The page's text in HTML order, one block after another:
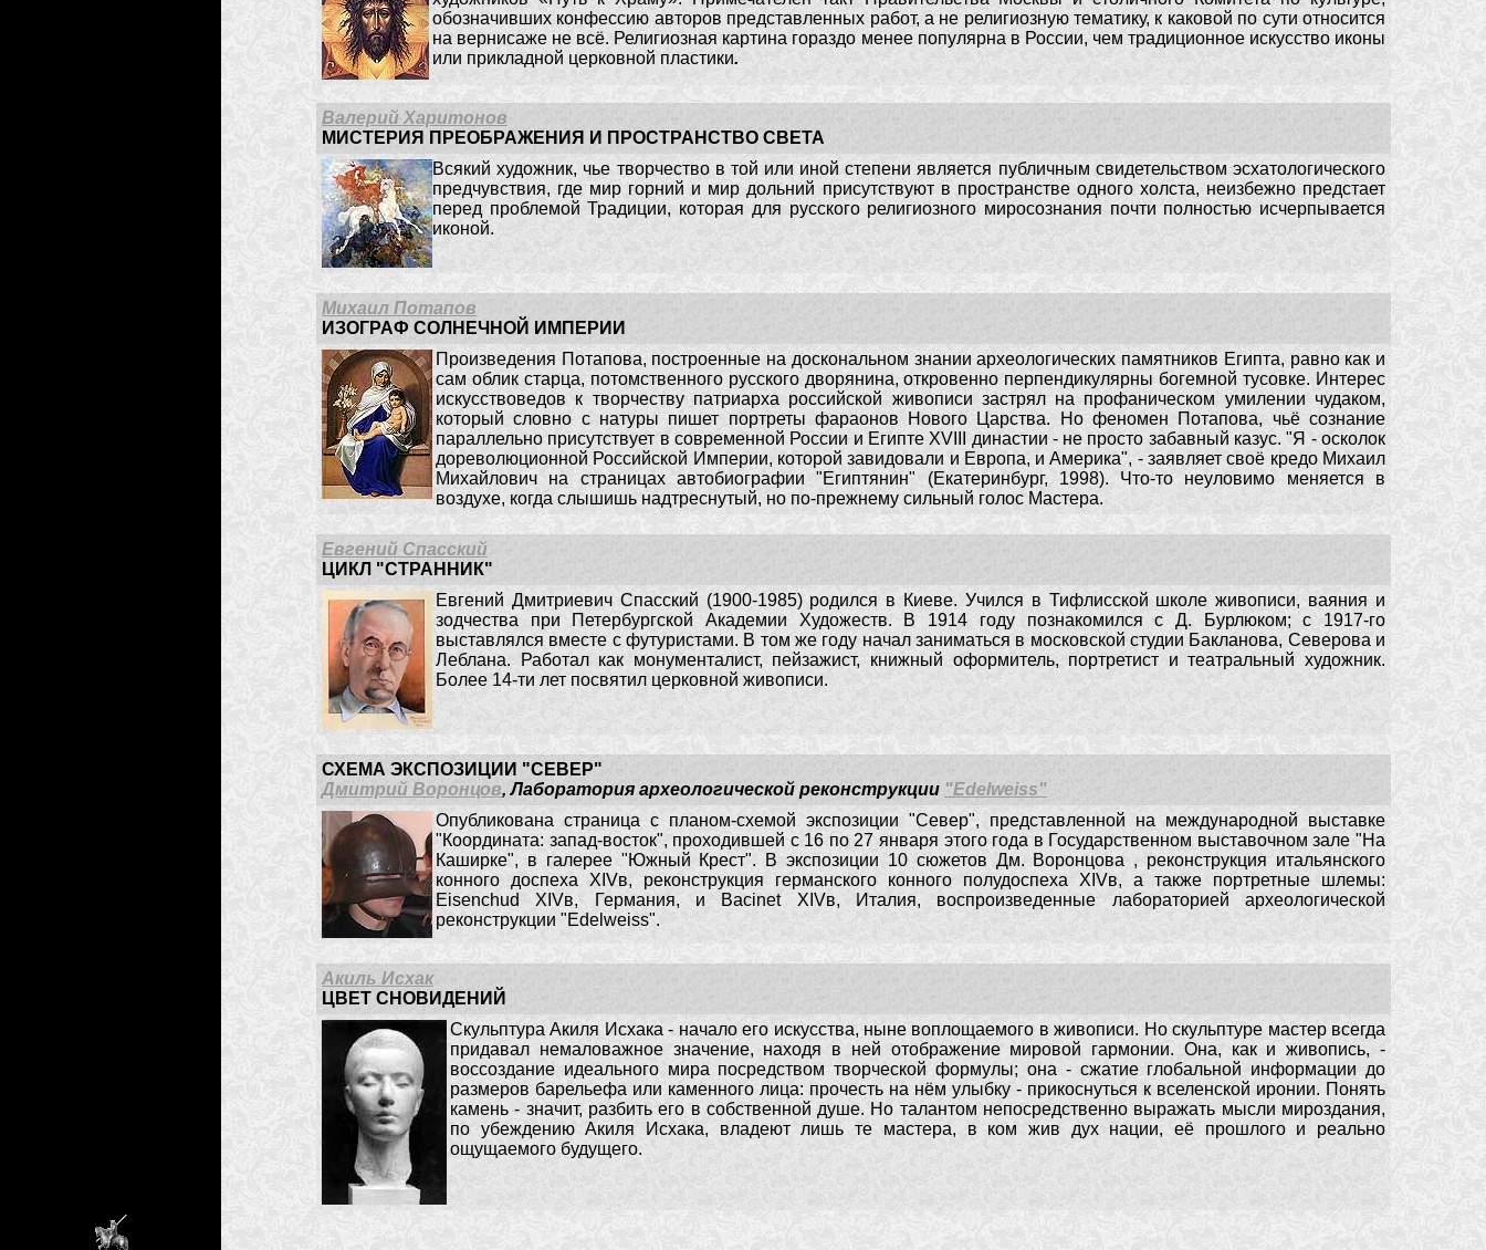
обозначивших конфессию авторов представленных работ, а не религиозную тематику, к каковой по сути относится
на вернисаже не всё. Религиозная картина гораздо менее популярна в России, чем традиционное искусство иконы
или прикладной церковной пластики.
Валерий Харитонов
МИСТЕРИЯ ПРЕОБРАЖЕНИЯ И ПРОСТРАНСТВО СВЕТА
Всякий художник, чье творчество в той или иной степени является публичным свидетельством эсхатологического
предчувствия, где мир горний и мир дольний присутствуют в пространстве одного холста, неизбежно предстает
перед проблемой Традиции, которая для русского религиозного миросознания почти полностью исчерпывается
иконой.
Михаил Потапов
ИЗОГРАФ СОЛНЕЧНОЙ ИМПЕРИИ
Произведения Потапова, построенные на доскональном знании археологических памятников Египта, равно как и
сам облик старца, потомственного русского дворянина, откровенно перпендикулярны богемной тусовке. Интерес
искусствоведов к творчеству патриарха российской живописи застрял на профаническом умилении чудаком,
который словно с натуры пишет портреты фараонов Нового Царства. Но феномен Потапова, чьё сознание
параллельно присутствует в современной России и Египте XVIII династии - не просто забавный казус. "Я - осколок
дореволюционной Российской Империи, которой завидовали и Европа, и Америка", - заявляет своё кредо Михаил
Михайлович на страницах автобиографии "Египтянин" (Екатеринбург, 1998). Что-то неуловимо меняется в
воздухе, когда слышишь надтреснутый, но по-прежнему сильный голос Мастера.
Евгений Спасский
ЦИКЛ "СТРАННИК"
Евгений Дмитриевич Спасский (1900-1985) родился в Киеве. Учился в Тифлисской школе живописи, ваяния и
зодчества при Петербургской Академии Художеств. В 1914 году познакомился с Д. Бурлюком; с 1917-го
выставлялся вместе с футуристами. В том же году начал заниматься в московской студии Бакланова, Северова и
Леблана. Работал как монументалист, пейзажист, книжный оформитель, портретист и театральный художник.
Более 14-ти лет посвятил церковной живописи.
СХЕМА ЭКСПОЗИЦИИ "СЕВЕР"
Дмитрий Воронцов, Лаборатория археологической реконструкции "Edelweiss"
Опубликована страница с планом-схемой экспозиции "Север", представленной на международной выставке
"Координата: запад-восток", проходившей с 16 по 27 января этого года в Государственном выставочном зале "На
Каширке", в галерее "Южный Крест". В экспозиции 10 сюжетов Дм. Воронцова , реконструкция итальянского
конного доспеха XIVв, реконструкция германского конного полудоспеха XIVв, а также портретные шлемы:
Eisenchud XIVв, Германия, и Bacinet XIVв, Италия, воспроизведенные лабораторией археологической
реконструкции "Edelweiss".
Акиль Исхак
ЦВЕТ СНОВИДЕНИЙ
Скульптура Акиля Исхака - начало его искусства, ныне воплощаемого в живописи. Но скульптуре мастер всегда
придавал немаловажное значение, находя в ней отображение мировой гармонии. Она, как и живопись, -
воссоздание идеального мира посредством творческой формулы; она - сжатие глобальной информации до
размеров барельефа или каменного лица: прочесть на нём улыбку - прикоснуться к вселенской иронии. Понять
камень - значит, разбить его в собственной душе. Но талантом непосредственно выражать мысли мироздания,
по убеждению Акиля Исхака, владеют лишь те мастера, в ком жив дух нации, её прошлого и реально
ощущаемого будущего.